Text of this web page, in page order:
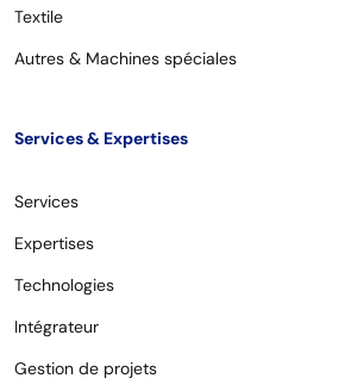
Textile
Autres & Machines spéciales
Services & Expertises
Services
Expertises
Technologies
Intégrateur
Gestion de projets